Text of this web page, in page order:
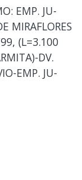
EMP. JU-
MIRAFLORES
(L=3.100
DV.
EMP. JU-